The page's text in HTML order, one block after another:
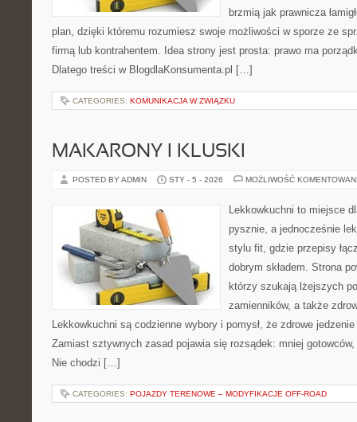
brzmią jak prawnicza
plan, dzięki któremu rozumiesz swoje możliwości w sporze ze
firmą lub kontrahentem. Idea strony jest prosta: prawo ma
Dlatego treści w BlogdlaKonsumenta.pl […]
CATEGORIES: KOMUNIKACJA W ZWIĄZKU
MAKARONY I KLUSKI
POSTED BY ADMIN STY - 5 - 2026 MOŻLIWOŚĆ
Lekkowkuchni to miejsce
pysznie, a jednocześnie
stylu fit, gdzie przepisy
dobrym składem. Strona
którzy szukają lżejszych
zamienników, a także
Lekkowkuchni są codzienne wybory i pomysł, że zdrowe
Zamiast sztywnych zasad pojawia się rozsądek: mniej
Nie chodzi […]
CATEGORIES: POJAZDY TERENOWE – MODYFIKACJE OFF-ROAD